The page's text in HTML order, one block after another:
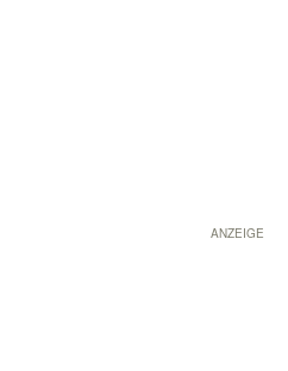
ANZEIGE